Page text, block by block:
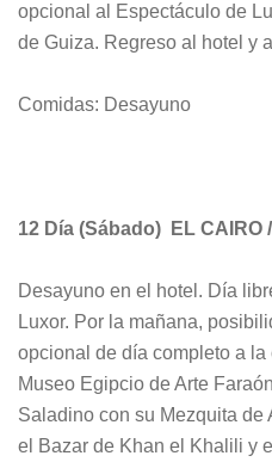
opcional al Espectáculo de
de Guiza. Regreso al hotel y
Comidas: Desayuno
12 Día (Sábado) EL CAIRO
Desayuno en el hotel. Día
Luxor. Por la mañana,
opcional de día completo a la
Museo Egipcio de Arte
Saladino con su Mezquita de
el Bazar de Khan el Khalili y